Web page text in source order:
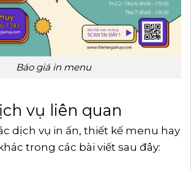
Báo giá in menu
vụ liên quan
dịch vụ in ấn, thiết kế menu hay
trong các bài viết sau đây: